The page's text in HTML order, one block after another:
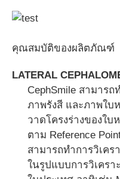
คุณสมบัติของผลิตภัณฑ์
LATERAL
CephSmile สามาร
ภาพรังสี และภาพใบ
วาดโครงร่างของใ
ตาม Reference
สามารถทำการวิเคร
ในรูปแบบการวิเคร